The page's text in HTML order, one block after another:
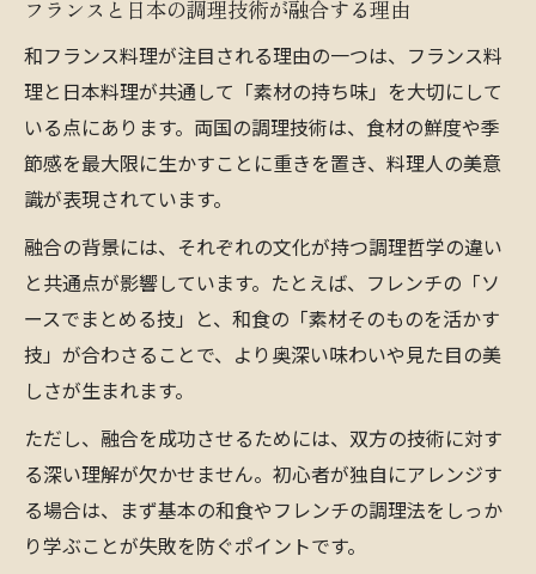
フランスと日本の調理技術が融合する理由
和フランス料理が注目される理由の一つは、フランス料
理と日本料理が共通して「素材の持ち味」を大切にして
いる点にあります。両国の調理技術は、食材の鮮度や季
節感を最大限に生かすことに重きを置き、料理人の美意
識が表現されています。
融合の背景には、それぞれの文化が持つ調理哲学の違い
と共通点が影響しています。たとえば、フレンチの「ソ
ースでまとめる技」と、和食の「素材そのものを活かす
技」が合わさることで、より奥深い味わいや見た目の美
しさが生まれます。
ただし、融合を成功させるためには、双方の技術に対す
る深い理解が欠かせません。初心者が独自にアレンジす
る場合は、まず基本の和食やフレンチの調理法をしっか
り学ぶことが失敗を防ぐポイントです。